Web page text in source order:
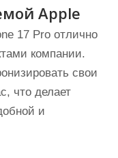
Apple
17 Pro отлично
компании.
свои
что делает
и